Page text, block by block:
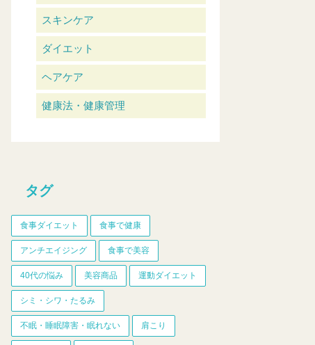
スキンケア
ダイエット
ヘアケア
健康法・健康管理
タグ
食事ダイエット 食事で健康
アンチエイジング 食事で美容
40代の悩み 美容商品 運動ダイエット
シミ・シワ・たるみ
不眠・睡眠障害・眠れない 肩こり